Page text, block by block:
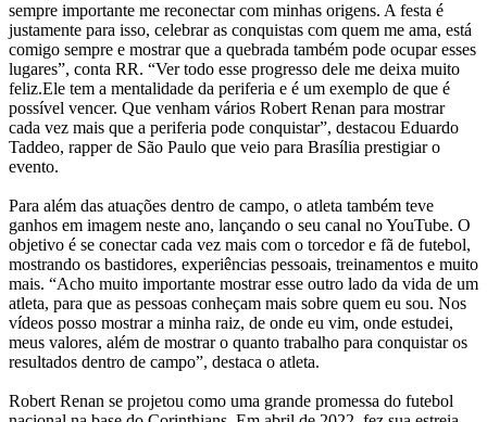
sempre importante me reconectar com minhas origens. A festa é
justamente para isso, celebrar as conquistas com quem me ama, está
comigo sempre e mostrar que a quebrada também pode ocupar esses
lugares”, conta RR. “Ver todo esse progresso dele me deixa muito
feliz.Ele tem a mentalidade da periferia e é um exemplo de que é
possível vencer. Que venham vários Robert Renan para mostrar
cada vez mais que a periferia pode conquistar”, destacou Eduardo
Taddeo, rapper de São Paulo que veio para Brasília prestigiar o
evento.
Para além das atuações dentro de campo, o atleta também teve
ganhos em imagem neste ano, lançando o seu canal no YouTube. O
objetivo é se conectar cada vez mais com o torcedor e fã de futebol,
mostrando os bastidores, experiências pessoais, treinamentos e muito
mais. “Acho muito importante mostrar esse outro lado da vida de um
atleta, para que as pessoas conheçam mais sobre quem eu sou. Nos
vídeos posso mostrar a minha raiz, de onde eu vim, onde estudei,
meus valores, além de mostrar o quanto trabalho para conquistar os
resultados dentro de campo”, destaca o atleta.
Robert Renan se projetou como uma grande promessa do futebol